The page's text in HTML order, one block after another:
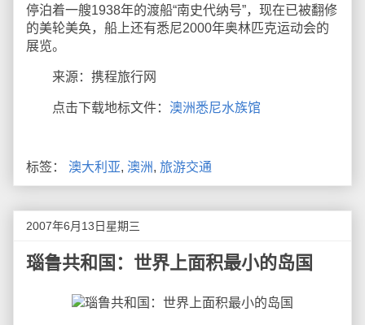
停泊着一艘1938年的渡船“南史代纳号”，现在已被翻修
的美轮美奂，船上还有悉尼2000年奥林匹克运动会的
展览。
来源：携程旅行网
点击下载地标文件： 澳洲悉尼水族馆
标签： 澳大利亚, 澳洲, 旅游交通
2007年6月13日星期三
瑙鲁共和国：世界上面积最小的岛国